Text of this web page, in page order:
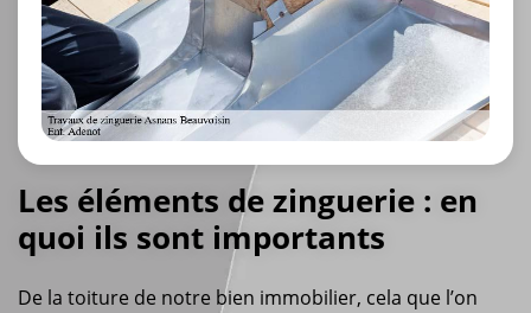
Les éléments de zinguerie : en
quoi ils sont importants
De la toiture de notre bien immobilier, cela que l’on